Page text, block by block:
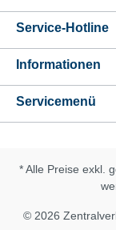
Service-Hotline
Informationen
Servicemenü
* Alle Preise exkl.
© 2026